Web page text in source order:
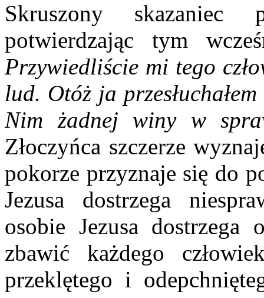
Skruszony skazaniec
potwierdzając tym
Przywiedliście mi tego
lud. Otóż ja
Nim żadnej winy w
Złoczyńca szczerze
pokorze przyznaje się do
Jezusa dostrzega
osobie Jezusa dostrzega
zbawić każdego
przeklętego i